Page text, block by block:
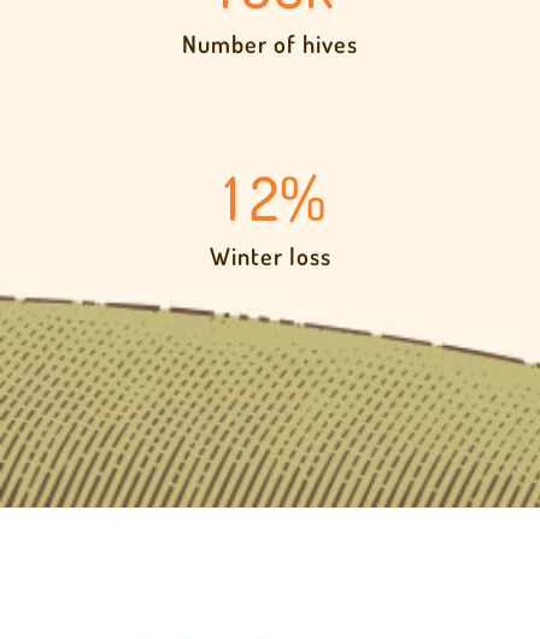
Number of hives
1
0
2%
Winter loss